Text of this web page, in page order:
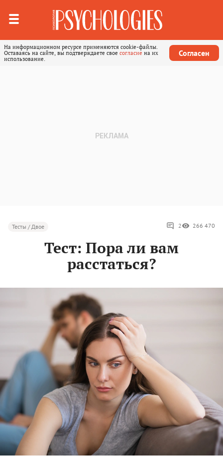
На информационном ресурсе применяются cookie-файлы.
Оставаясь на сайте, вы подтверждаете свое согласие на их
использование.
Согласен
Тесты / Двое 2 266 470
Тест: Пора ли вам
расстаться?